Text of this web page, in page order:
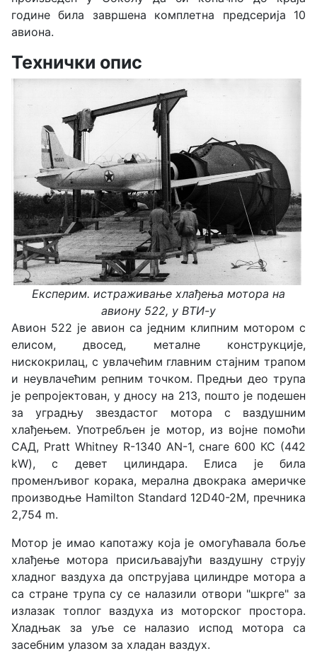
године била завршена комплетна предсерија 10
авиона.
Технички опис
Експерим. истраживање хлађења мотора на
авиону 522, у ВТИ-у
Авион 522 је авион са једним клипним мотором с
елисом, двосед, металне конструкције,
нискокрилац, с увлачећим главним стајним трапом
и неувлачећим репним точком. Предњи део трупа
је репројектован, у дносу на 213, пошто је подешен
за уградњу звездастог мотора с ваздушним
хлађењем. Употребљен је мотор, из војне помоћи
САД, Pratt Whitney R-1340 AN-1, снаге 600 КС (442
kW), с девет цилиндара. Елиса је била
променљивог корака, мерална двокрака америчке
производње Hamilton Standard 12D40-2M, пречника
2,754 m.
Мотор је имао капотажу која је омогућавала боље
хлађење мотора присиљавајући ваздушну струју
хладног ваздуха да опструјава цилиндре мотора а
са стране трупа су се налазили отвори "шкрге" за
излазак топлог ваздуха из моторског простора.
Хладњак за уље се налазио испод мотора са
засебним улазом за хладан ваздух.